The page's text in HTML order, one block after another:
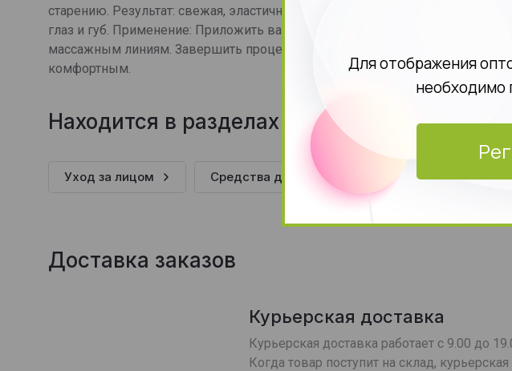
Для отображения
необходимо
старению. Результат: свежая, эластичная и бархатистая кожа без
глаз и губ. Применение: Приложить ватный диск к дозатору-помпе,
массажным линиям. Завершить процедуру очищения тоником или водой.
комфортным.
Находится в разделах
Уход за лицом Средства для очищения и тонизирования
Доставка заказов
Курьерская доставка
Курьерская доставка работает с 9.00 до
Когда товар поступит на склад, курьерская